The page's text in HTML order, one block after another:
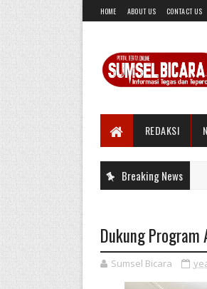
HOME ABOUT US CONTACT US
REDAKSI
Breaking News
Dukung
Sumsel Bicara